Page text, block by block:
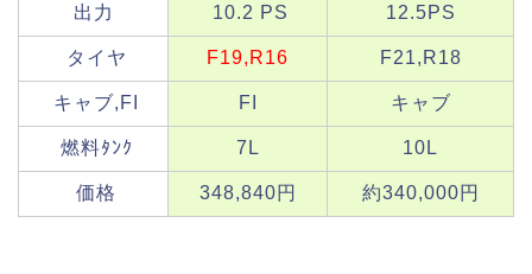
出力 10.2 PS 12.5PS
タイヤ F19,R16 F21,R18
キャブ,FI FI キャブ
燃料ﾀﾝｸ 7L 10L
価格 348,840円 約340,000円